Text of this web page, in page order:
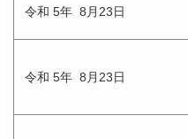
令和 5年 8月23日
令和 5年 8月23日